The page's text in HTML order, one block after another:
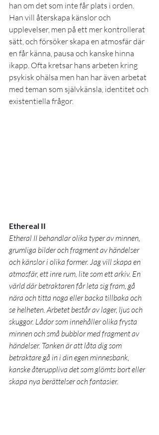
han om det som inte får plats i orden.
Han vill återskapa känslor och
upplevelser, men på ett mer kontrollerat
sätt, och försöker skapa en atmosfär där
en får känna, pausa och kanske hinna
ikapp. Ofta kretsar hans arbeten kring
psykisk ohälsa men han har även arbetat
med teman som självkänsla, identitet och
existentiella frågor.
Ethereal II
Etheral II behandlar olika typer av minnen,
grumliga bilder och fragment av händelser
och känslor i olika former. Jag vill skapa en
atmosfär, ett inre rum, lite som ett arkiv. En
värld där betraktaren får leta sig fram, gå
nära och titta noga eller backa tillbaka och
se helheten. Arbetet består av lager, ljus och
skuggor. Lådor som innehåller olika frysta
minnen och små bubblor med fragment av
händelser. Tanken är att låta dig som
betraktare gå in i din egen minnesbank,
kanske återuppliva det som glömts bort eller
skapa nya berättelser och fantasier.